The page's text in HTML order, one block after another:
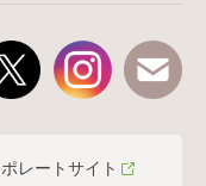
レートサイト